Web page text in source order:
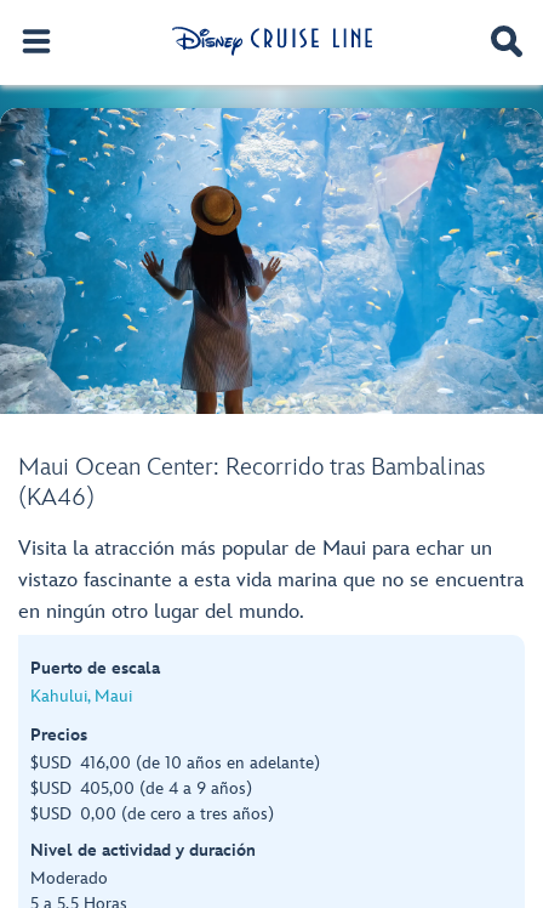
Maui Ocean Center: Recorrido tras Bambalinas
(KA46)
Visita la atracción más popular de Maui para echar un
vistazo fascinante a esta vida marina que no se encuentra
en ningún otro lugar del mundo.
Puerto de escala
Kahului, Maui
Precios
$USD 416,00 (de 10 años en adelante)
$USD 405,00 (de 4 a 9 años)
$USD 0,00 (de cero a tres años)
Nivel de actividad y duración
Moderado
5 a 5.5 Horas